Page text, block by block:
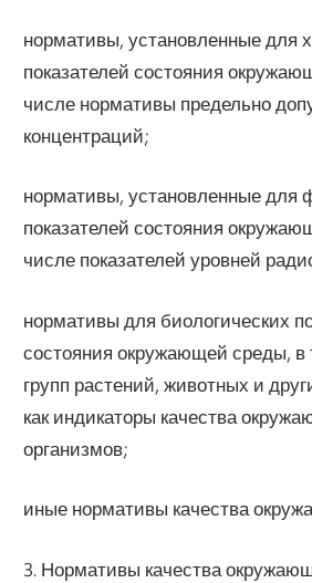
нормативы, установленные для
показателей состояния
числе нормативы предельно
концентраций;
нормативы, установленные для
показателей состояния
числе показателей уровней
нормативы для биологических
состояния окружающей среды, в
групп растений, животных и
как индикаторы качества
организмов;
иные нормативы качества
3. Нормативы качества